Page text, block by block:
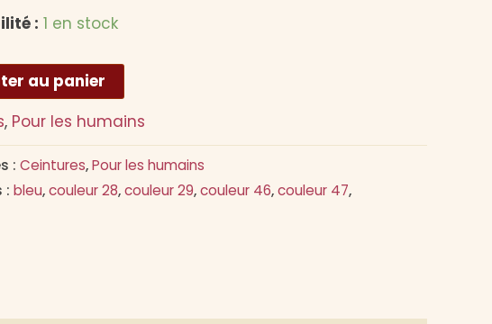
: 1 en stock
au panier
, Pour les humains
: Ceintures,Pour les humains
: bleu,couleur 28,couleur 29,couleur 46,couleur 47,